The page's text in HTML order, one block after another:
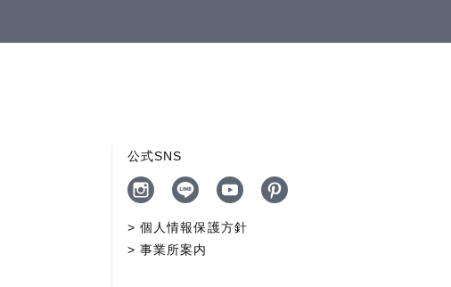
公式SNS
個人情報保護方針
事業所案内